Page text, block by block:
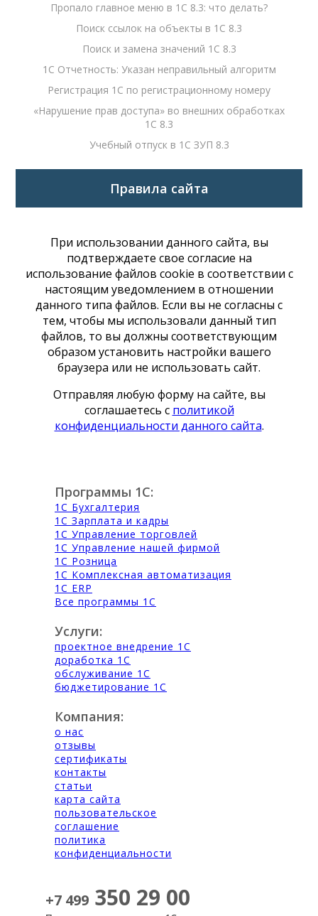
Пропало главное меню в 1С 8.3: что делать?
Поиск ссылок на объекты в 1С 8.3
Поиск и замена значений 1С 8.3
1С Отчетность: Указан неправильный алгоритм
Регистрация 1С по регистрационному номеру
«Нарушение прав доступа» во внешних обработках
1С 8.3
Учебный отпуск в 1С ЗУП 8.3
Правила сайта
При использовании данного сайта, вы
подтверждаете свое согласие на
использование файлов cookie в соответствии с
настоящим уведомлением в отношении
данного типа файлов. Если вы не согласны с
тем, чтобы мы использовали данный тип
файлов, то вы должны соответствующим
образом установить настройки вашего
браузера или не использовать сайт.
Отправляя любую форму на сайте, вы
соглашаетесь с политикой
конфиденциальности данного сайта.
Программы 1С:
1С Бухгалтерия
1С Зарплата и кадры
1С Управление торговлей
1С Управление нашей фирмой
1С Розница
1С Комплексная автоматизация
1С ERP
Все программы 1С
Услуги:
проектное внедрение 1С
доработка 1С
обслуживание 1С
бюджетирование 1С
Компания:
о нас
отзывы
сертификаты
контакты
статьи
карта сайта
пользовательское
соглашение
политика
конфиденциальности
+7 499 350 29 00